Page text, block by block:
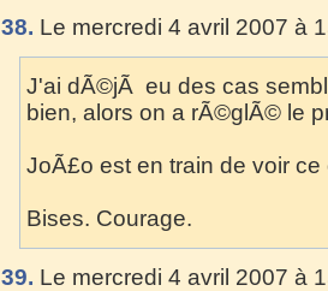
38. Le mercredi 4 avril 2007 à
J'ai dÃ©jÃ eu des cas
bien, alors on a rÃ©glÃ© le
JoÃ£o est en train de voir ce
Bises. Courage.
39. Le mercredi 4 avril 2007 à